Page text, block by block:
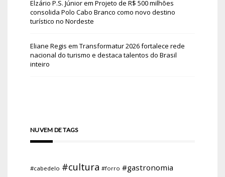
Elzário P.S. Júniorem Projeto de R$ 500 milhões
consolida Polo Cabo Branco como novo destino
turístico no Nordeste
Eliane Regis em Transformatur 2026 fortalece rede
nacional do turismo e destaca talentos do Brasil
inteiro
NUVEM DE TAGS
#cabedelo #cultura #forro #gastronomia